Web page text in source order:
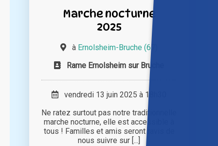
Marche nocturne
2025
à Ernolsheim-Bruche (67)
Rame Ernolsheim sur Bruche
vendredi 13 juin 2025 à 18h30
Ne ratez surtout pas notre traditionnelle
marche nocturne, elle est accessible à
tous ! Familles et amis seront ravis de
nous suivre sur [...]